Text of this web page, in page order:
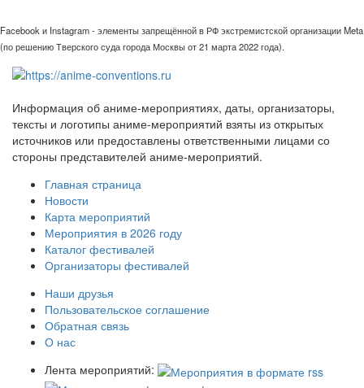
Facebook и Instagram - элементы запрещённой в РФ экстремистской организации Meta
(по решению Тверского суда города Москвы от 21 марта 2022 года).
Информация об аниме-мероприятиях, даты, организаторы,
тексты и логотипы аниме-мероприятий взяты из открытых
источников или предоставлены ответственными лицами со
стороны представителей аниме-мероприятий.
Главная страница
Новости
Карта мероприятий
Мероприятия в 2026 году
Каталог фестивалей
Организаторы фестивалей
Наши друзья
Пользовательское соглашение
Обратная связь
О нас
Лента мероприятий: